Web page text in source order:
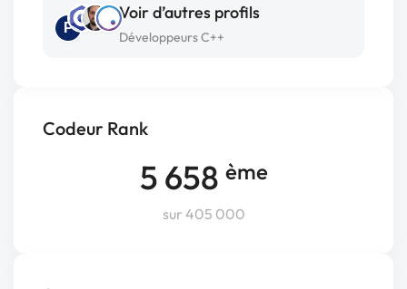
Codeur Rank
5 658 ème
sur 405 000
P
Voir d’autres profils
Développeurs C++